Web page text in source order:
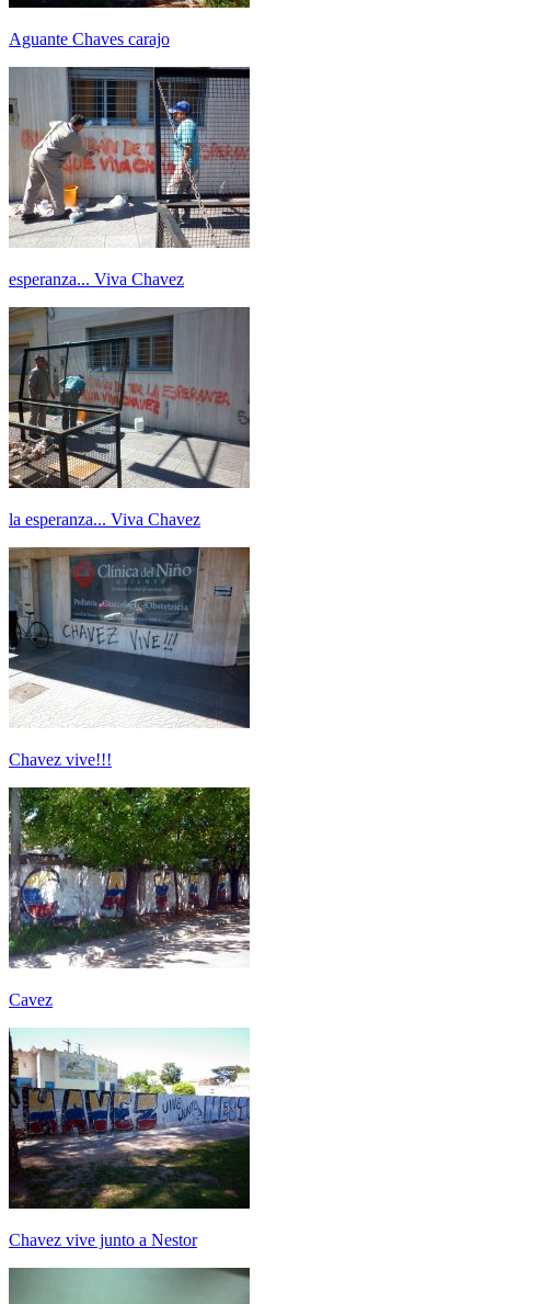
Aguante Chaves carajo
esperanza... Viva Chavez
la esperanza... Viva Chavez
Chavez vive!!!
Cavez
Chavez vive junto a Nestor